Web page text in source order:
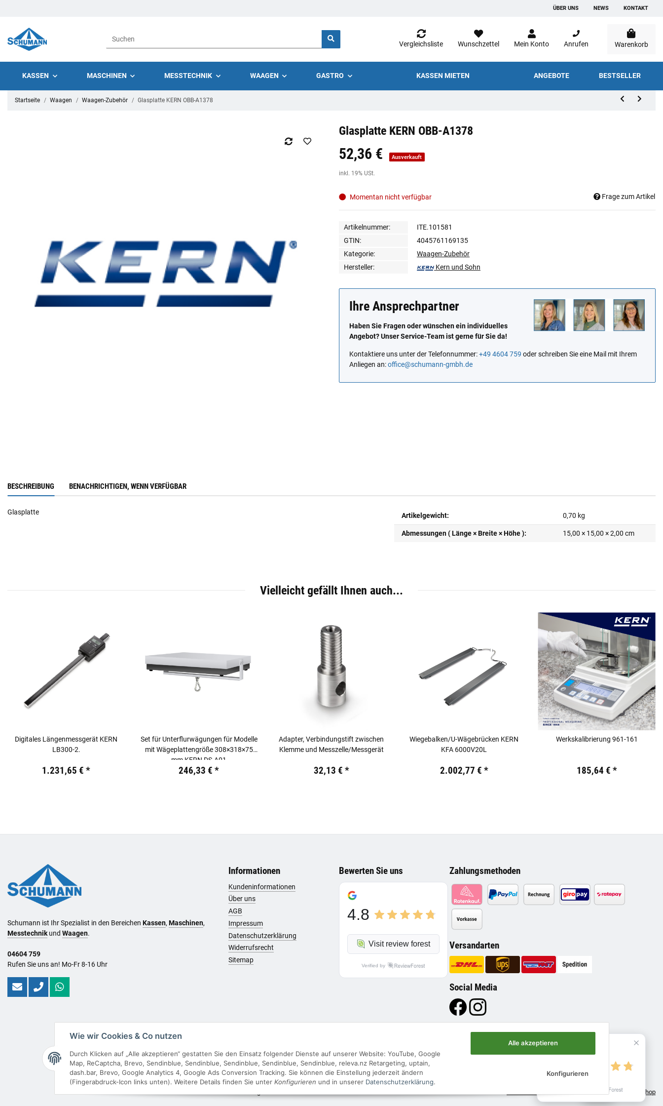
ÜBER UNS NEWS KONTAKT
Vergleichsliste Wunschzettel Mein Konto Anrufen Warenkorb
KASSEN MASCHINEN MESSTECHNIK WAAGEN GASTRO KASSEN MIETEN ANGEBOTE BESTSELLER
Startseite Waagen Waagen-Zubehör Glasplatte KERN OBB-A1378
Glasplatte KERN OBB-A1378
Preis: 19,44 €inkl. 19% USt.
52,36 € Ausverkauft
inkl. 19% USt.
Momentan nicht verfügbar Frage zum Artikel
Artikelnummer:
ITE.101581
GTIN:
4045761169135
Kategorie:
Waagen-Zubehör
Hersteller:
Kern und Sohn
Ihre Ansprechpartner
Haben Sie Fragen oder wünschen ein individuelles
Angebot? Unser Service-Team ist gerne für Sie da!
Kontaktiere uns unter der Telefonnummer:+49 4604 759 oder schreiben Sie eine Mail mit Ihrem
Anliegen an:office@schumann-gmbh.de
BESCHREIBUNG BENACHRICHTIGEN, WENN VERFÜGBAR
Glasplatte Artikelgewicht: 0,70 kg
Abmessungen ( Länge × Breite × Höhe ): 15,00 × 15,00 × 2,00 cm
Vielleicht gefällt Ihnen auch...
Digitales Längenmessgerät KERN
LB300-2.
19,44 € inkl. 19% USt.
1.231,65 €*
Set für Unterflurwägungen für Modelle
mit Wägeplattengröße 308×318×75
mm KERN DS-A01
19,44 €inkl. 19% USt.
246,33 €*
Adapter, Verbindungstift zwischen
Klemme und Messzelle/Messgerät
inkl. 19% USt.
32,13 € *
Wiegebalken/U-Wägebrücken KERN
KFA 6000V20L
19,44 € inkl. 19% USt.
2.002,77 € *
Werkskalibrierung 961-161
19,44 €inkl. 19% USt.
185,64 € *
Schumann ist Ihr Spezialist in den Bereichen Kassen, Maschinen,
Messtechnikund Waagen.
04604 759
Rufen Sie uns an! Mo-Fr 8-16 Uhr
Informationen
Kundeninformationen
Über uns
AGB
Impressum
Datenschutzerklärung
Widerrufsrecht
Sitemap
Bewerten Sie uns
4.8
Visit review forest
Verified by
Zahlungsmethoden
Versandarten
Social Media
Vertrag widerrufen
• Powered by JTL-Shop
Wie wir Cookies & Co nutzen
Durch Klicken auf „Alle akzeptieren“ gestatten Sie den Einsatz folgender Dienste auf unserer Website: YouTube, Google
Map, ReCaptcha, Brevo, Sendinblue, Sendinblue, Sendinblue, Sendinblue, Sendinblue, releva.nz Retargeting, uptain,
dash.bar, Brevo, Google Analytics 4, Google Ads Conversion Tracking. Sie können die Einstellung jederzeit ändern
(Fingerabdruck-Icon links unten). Weitere Details finden Sie unter Konfigurieren und in unserer Datenschutzerklärung.
Alle akzeptieren
Konfigurieren